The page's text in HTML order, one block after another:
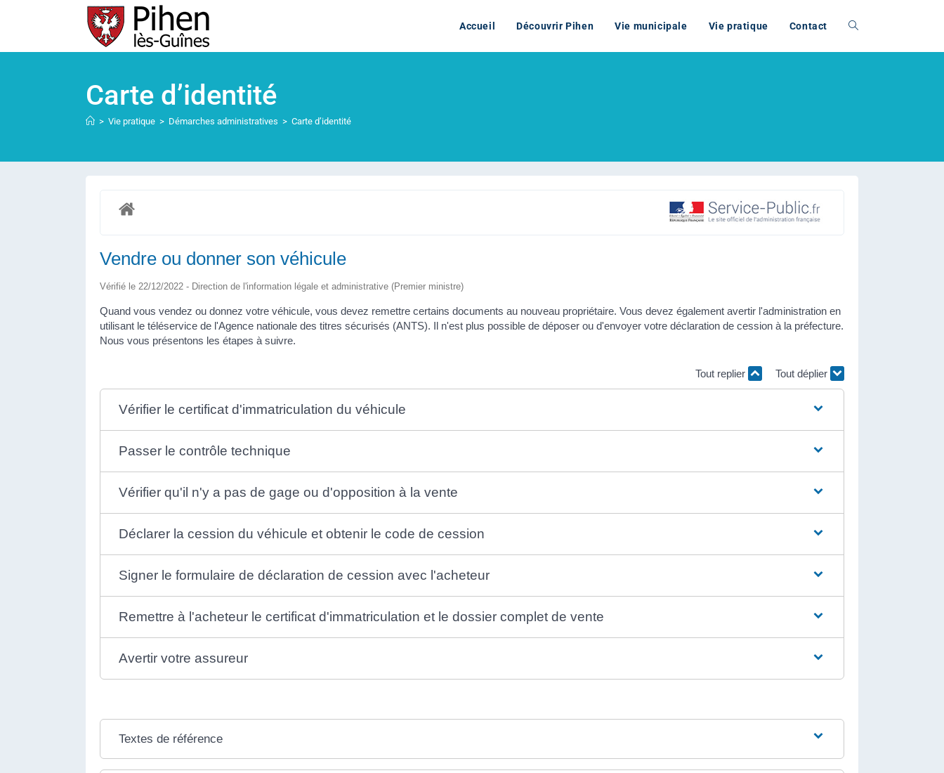
Accueil Découvrir Pihen Vie municipale Vie pratique Contact
Carte d’identité
> Vie pratique > Démarches administratives > Carte d’identité
Vendre ou donner son véhicule
Vérifié le 22/12/2022 - Direction de l'information légale et administrative (Premier ministre)
Quand vous vendez ou donnez votre véhicule, vous devez remettre certains documents au nouveau propriétaire. Vous devez également avertir l'administration en
utilisant le téléservice de l'Agence nationale des titres sécurisés (ANTS). Il n'est plus possible de déposer ou d'envoyer votre déclaration de cession à la préfecture.
Nous vous présentons les étapes à suivre.
Tout replier Tout déplier
Vérifier le certificat d'immatriculation du véhicule
Passer le contrôle technique
Vérifier qu'il n'y a pas de gage ou d'opposition à la vente
Déclarer la cession du véhicule et obtenir le code de cession
Signer le formulaire de déclaration de cession avec l'acheteur
Remettre à l'acheteur le certificat d'immatriculation et le dossier complet de vente
Avertir votre assureur
Textes de référence